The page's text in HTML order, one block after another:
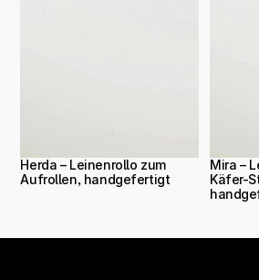
Herda – Leinenrollo zum
Aufrollen, handgefertigt
Mira –
Käfer-